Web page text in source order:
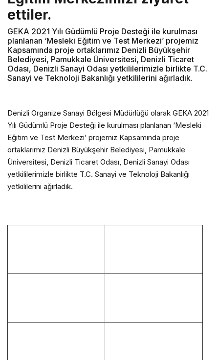
ettiler.
GEKA 2021 Yılı Güdümlü Proje Desteği ile kurulması
planlanan ‘Mesleki Eğitim ve Test Merkezi’ projemiz
Kapsamında proje ortaklarımız Denizli Büyükşehir
Belediyesi, Pamukkale Üniversitesi, Denizli Ticaret
Odası, Denizli Sanayi Odası yetkililerimizle birlikte T.C.
Sanayi ve Teknoloji Bakanlığı yetkililerini ağırladık.
Denizli Organize Sanayi Bölgesi Müdürlüğü olarak GEKA 2021
Yılı Güdümlü Proje Desteği ile kurulması planlanan ‘Mesleki
Eğitim ve Test Merkezi’ projemiz Kapsamında proje
ortaklarımız Denizli Büyükşehir Belediyesi, Pamukkale
Üniversitesi, Denizli Ticaret Odası, Denizli Sanayi Odası
yetkililerimizle birlikte T.C. Sanayi ve Teknoloji Bakanlığı
yetkililerini ağırladık.